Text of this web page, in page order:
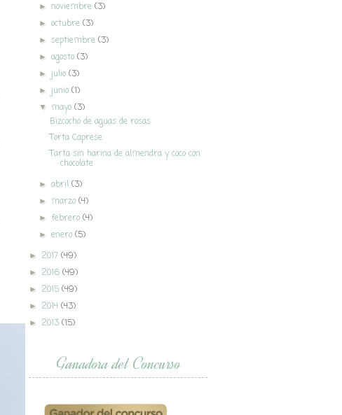
►noviembre (3)
►octubre (3)
►septiembre (3)
►agosto (3)
► julio (3)
► junio (1)
▼ mayo (3)
Bizcocho de aguas de rosas
Torta Caprese
Tarta sin harina de almendra y coco con
chocolate
►abril (3)
► marzo (4)
► febrero (4)
►enero (5)
► 2017 (49)
► 2016 (49)
► 2015 (49)
► 2014 (43)
► 2013 (15)
Ganadora del Concurso